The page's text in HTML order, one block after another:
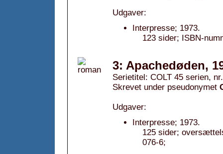
Udgaver:
Interpresse; 1973.
123 sider; ISBN-
3: Apachedøden,
Serietitel: COLT 45 serien,
Skrevet under pseudonymet
Udgaver:
Interpresse; 1973.
125 sider;
076-6;